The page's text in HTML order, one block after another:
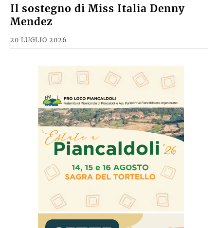
Il sostegno di Miss Italia Denny
Mendez
20 LUGLIO 2026